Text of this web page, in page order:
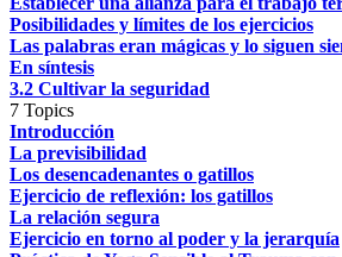
Posibilidades y límites de los ejercicios
Las palabras eran mágicas y lo siguen
En síntesis
3.2 Cultivar la seguridad
7 Topics
Introducción
La previsibilidad
Los desencadenantes o gatillos
Ejercicio de reflexión: los gatillos
La relación segura
Ejercicio en torno al poder y la jerarquía